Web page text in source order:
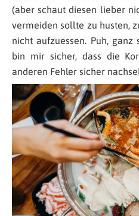
(aber schaut diesen lieber
vermeiden sollte zu husten,
nicht aufzuessen. Puh,
bin mir sicher, dass die
anderen Fehler sicher